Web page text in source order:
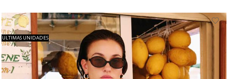
ULTIMAS UNIDADES